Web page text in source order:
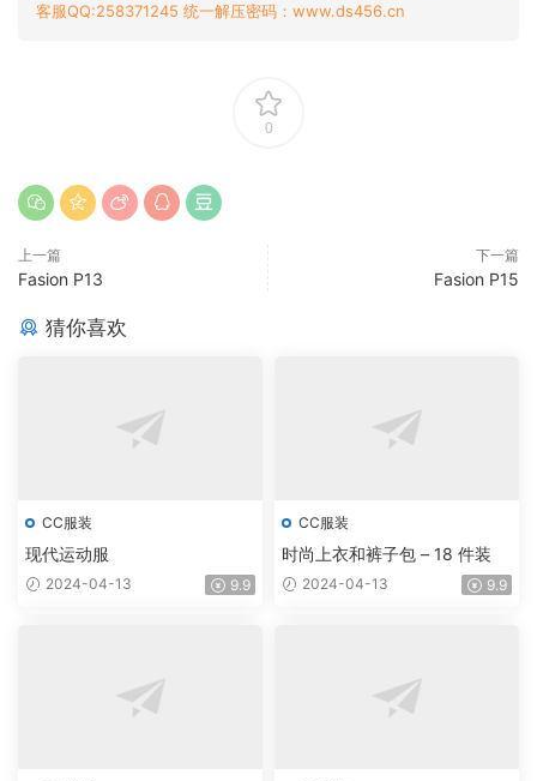
客服QQ:258371245 统一解压密码：www.ds456.cn
0
上一篇
Fasion P13
下一篇
Fasion P15
猜你喜欢
CC服装
现代运动服
2024-04-13 9.9
CC服装
时尚上衣和裤子包 – 18 件装
2024-04-13 9.9